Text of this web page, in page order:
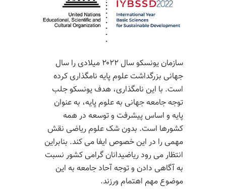
سازمان یونسکو سال ۲۰۲۲ میلادی را سال
جهانی بزرگداشت علوم پایه نامگذاری کرده
است. با این نامگذاری، هدف یونسکو جلب
توجه جامعه جهانی به علوم پایه، به عنوان
پایه و اساس پیشرفت و توسعه در همه
کشورها است. بدون شک علوم ریاضی نقش
مهمی را در این خصوص ایفا می کند. بنابراین
انتظار می رود ریاضیدانان گرامی کشور نسبت
به آگاهی دادن و توجه آحاد جامعه به این
موضوع مهم اهتمام ورزند.